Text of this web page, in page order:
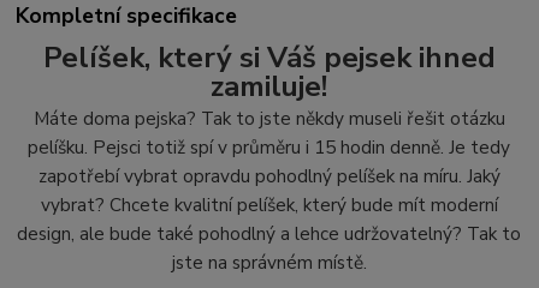
Kompletní specifikace
Pelíšek, který si Váš pejsek ihned
zamiluje!
Máte doma pejska? Tak to jste někdy museli řešit otázku
pelíšku. Pejsci totiž spí v průměru i 15 hodin denně. Je tedy
zapotřebí vybrat opravdu pohodlný pelíšek na míru. Jaký
vybrat? Chcete kvalitní pelíšek, který bude mít moderní
design, ale bude také pohodlný a lehce udržovatelný? Tak to
jste na správném místě.